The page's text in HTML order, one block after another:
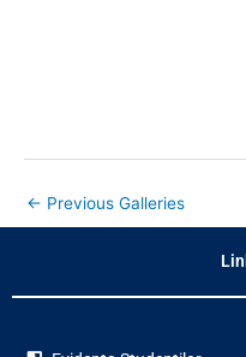
← Previous Galleries